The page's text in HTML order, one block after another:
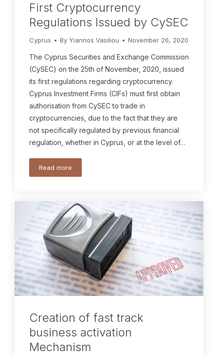
First Cryptocurrency
Regulations Issued by CySEC
Cyprus By Yiannos Vasiliou November 26, 2020
The Cyprus Securities and Exchange Commission
(CySEC) on the 25th of November, 2020, issued
its first regulations regarding cryptocurrency.
Cyprus Investment Firms (CIFs) must first obtain
authorisation from CySEC to trade in
cryptocurrencies, due to the fact that they are
not specifically regulated by previous financial
regulation, whether in Cyprus, or at the level of…
Read more
Creation of fast track
business activation
Mechanism